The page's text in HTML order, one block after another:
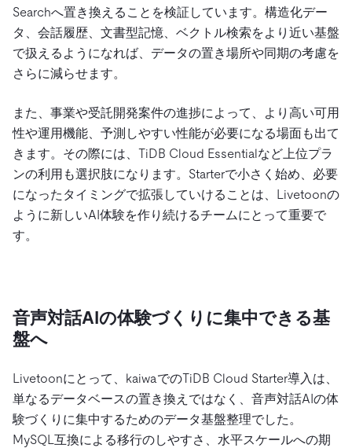
Searchへ置き換えることを検証しています。構造化デー
タ、会話履歴、文書型記憶、ベクトル検索をより近い基盤
で扱えるようになれば、データの置き場所や同期の考慮を
さらに減らせます。
また、事業や受託開発案件の進捗によって、より高い可用
性や運用機能、予測しやすい性能が必要になる場面も出て
きます。その際には、TiDB Cloud Essentialなど上位プラ
ンの利用も選択肢になります。Starterで小さく始め、必要
になったタイミングで拡張していけることは、Livetoonの
ように新しいAI体験を作り続けるチームにとって重要で
す。
音声対話AIの体験づくりに集中できる基
盤へ
Livetoonにとって、kaiwaでのTiDB Cloud Starter導入は、
単なるデータベースの置き換えではなく、音声対話AIの体
験づくりに集中するためのデータ基盤整理でした。
MySQL互換による移行のしやすさ、水平スケールへの期